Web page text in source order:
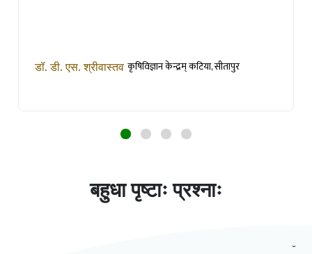
डॉ. डी. एस. श्रीवास्तव कृषिविज्ञान केन्द्रम् कटिया, सीतापुर
बहुधा पृष्टाः प्रश्नाः